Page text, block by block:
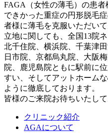
FAGA（女性の薄毛）の患
できかった重症の円形脱毛
者様に薄毛を克服いただいて
立地に関しても、全国13院
北千住院、横浜院、千葉津
日市院、京都烏丸院、大阪
院、鹿児島院ともに駅前に
すい、そしてアットホーム
ように徹底しております。
皆様のご来院お待ちいたして
クリニック紹介
AGAについて